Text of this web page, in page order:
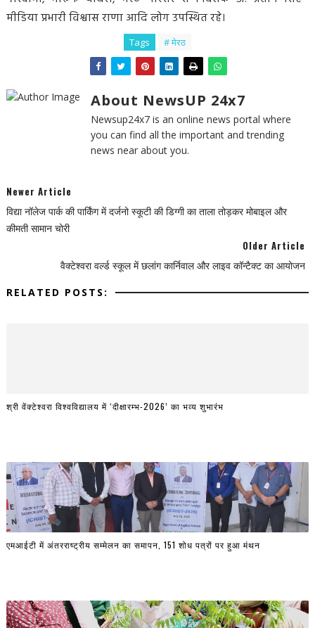
मीडिया प्रभारी विश्वास राणा आदि लोग उपस्थित रहे।
Tags # मेरठ
About NewsUP 24x7
Newsup24x7 is an online news portal where
you can find all the important and trending
news near about you.
Newer Article
विद्या नॉलेज पार्क की पार्किंग में दर्जनो स्कूटी की डिग्गी का ताला तोड़कर मोबाइल और
कीमती सामान चोरी
Older Article
वैक्टेश्वरा वर्ल्ड स्कूल में छलांग कार्निवाल और लाइव कॉन्टैक्ट का आयोजन
RELATED POSTS:
श्री वेंक्टेश्वरा विश्वविद्यालय में ‘दीक्षारम्भ-2026’ का भव्य शुभारंभ
एमआईटी में अंतरराष्ट्रीय सम्मेलन का समापन, 151 शोध पत्रों पर हुआ मंथन